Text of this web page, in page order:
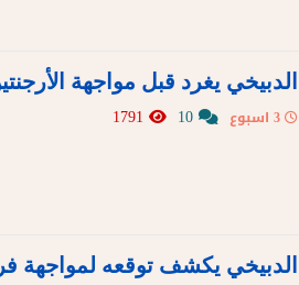
الدبيخي يغرد قبل مواجهة
الدبيخي يكشف توقعه لمواجهة